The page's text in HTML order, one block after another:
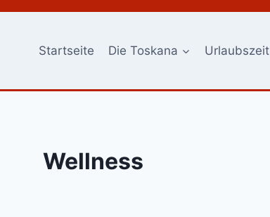
Startseite Die Toskana Urlaubszeit
Wellness